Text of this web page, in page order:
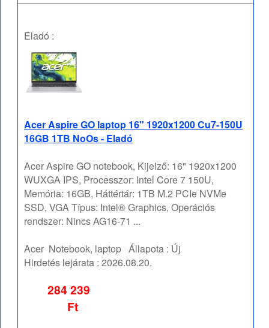
Eladó :
Acer Aspire GO laptop 16" 1920x1200 Cu7-150U
16GB 1TB NoOs - Eladó
Acer Aspire GO notebook, Kijelző: 16" 1920x1200
WUXGA IPS, Processzor: Intel Core 7 150U,
Memória: 16GB, Háttértár: 1TB M.2 PCIe NVMe
SSD, VGA Típus: Intel® Graphics, Operációs
rendszer: Nincs AG16-71 ...
Acer Notebook, laptop Állapota : Új
Hirdetés lejárata :2026.08.20.
284 239
Ft